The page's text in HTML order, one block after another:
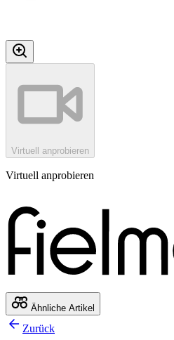
Virtuell anprobieren
Virtuell anprobieren
Ähnliche Artikel
Zurück